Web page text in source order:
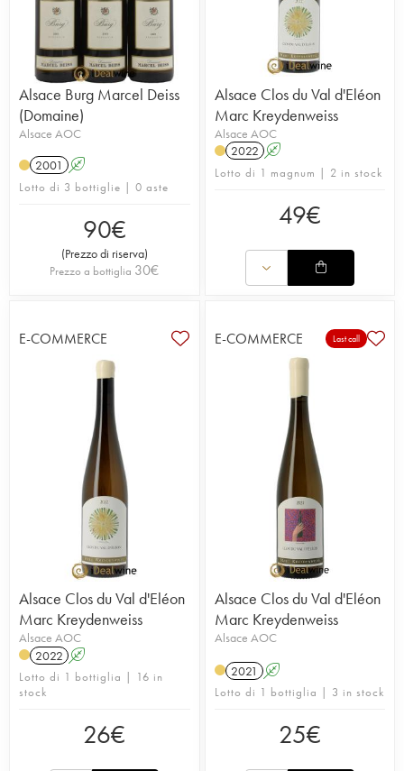
Alsace Burg Marcel Deiss
(Domaine)
Alsace AOC
2001
A
Lotto di 3 bottiglie | 0 aste
90€
(Prezzo di riserva)
Prezzo a bottiglia 30€
Alsace Clos du Val d'Eléon
Marc Kreydenweiss
Alsace AOC
2022 A
Lotto di 1 magnum | 2 in stock
49€
E-COMMERCE
Alsace Clos du Val d'Eléon
Marc Kreydenweiss
Alsace AOC
2022 A
Lotto di 1 bottiglia | 16 in
stock
26€
E-COMMERCE Last call
Alsace Clos du Val d'Eléon
Marc Kreydenweiss
Alsace AOC
2021 A
Lotto di 1 bottiglia | 3 in stock
25€